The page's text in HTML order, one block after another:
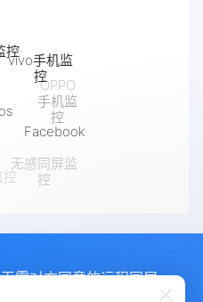
控
vivo手机监
控
OPPO
手机监
控
Facebook
无感同屏监
控
控
需对方同意的远程同屏